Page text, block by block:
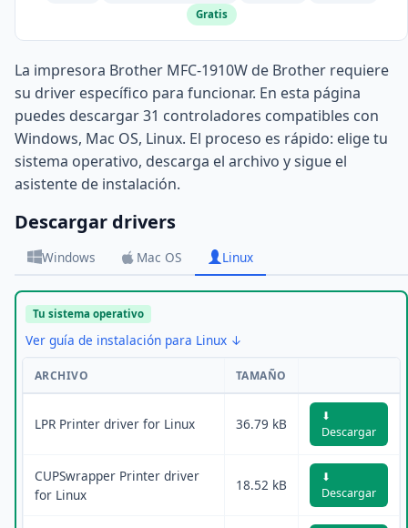
Gratis
La impresora Brother MFC-1910W de Brother requiere
su driver específico para funcionar. En esta página
puedes descargar 31 controladores compatibles con
Windows, Mac OS, Linux. El proceso es rápido: elige tu
sistema operativo, descarga el archivo y sigue el
asistente de instalación.
Descargar drivers
Windows Mac OS Linux
Tu sistema operativo
Ver guía de instalación para Linux ↓
ARCHIVO TAMAÑO
LPR Printer driver for Linux 36.79 kB
⬇
Descargar
CUPSwrapper Printer driver
for Linux
18.52 kB
⬇
Descargar